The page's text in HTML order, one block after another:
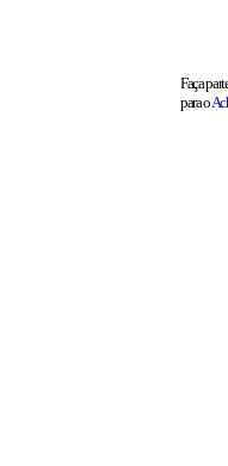
Faça
para o